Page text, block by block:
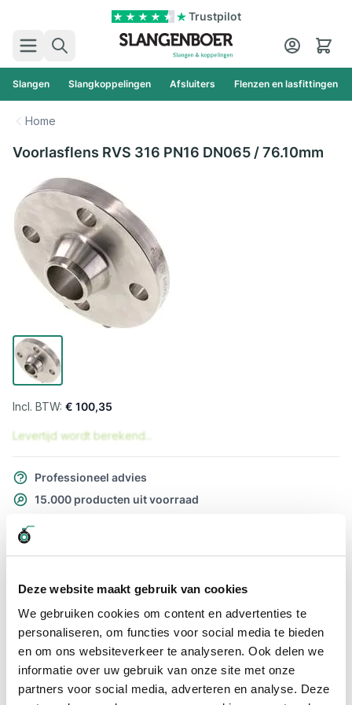
Deze website maakt gebruik van cookies
We gebruiken cookies om content en advertenties te
personaliseren, om functies voor social media te bieden
en om ons websiteverkeer te analyseren. Ook delen we
informatie over uw gebruik van onze site met onze
partners voor social media, adverteren en analyse. Deze
Trustpilot
Zoek
Cart
Slangen Slangkoppelingen Afsluiters Flenzen en lasfittingen
Home
Voorlasflens RVS 316 PN16 DN065 / 76.10mm
€ 100,35
Levertijd wordt berekend...
Professioneel advies
15.000 producten uit voorraad
Snel naar
Meer informatie
Meer informatie
Maatvoering koppeling DN65-76.10mm